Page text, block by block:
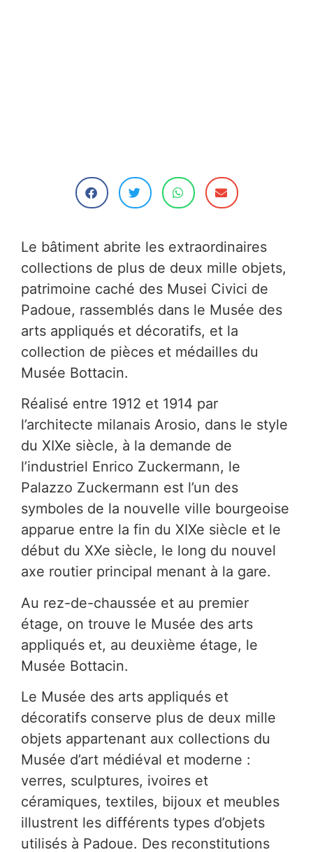
Le bâtiment abrite les extraordinaires
collections de plus de deux mille objets,
patrimoine caché des Musei Civici de
Padoue, rassemblés dans le Musée des
arts appliqués et décoratifs, et la
collection de pièces et médailles du
Musée Bottacin.
Réalisé entre 1912 et 1914 par
l’architecte milanais Arosio, dans le style
du XIXe siècle, à la demande de
l’industriel Enrico Zuckermann, le
Palazzo Zuckermann est l’un des
symboles de la nouvelle ville bourgeoise
apparue entre la fin du XIXe siècle et le
début du XXe siècle, le long du nouvel
axe routier principal menant à la gare.
Au rez-de-chaussée et au premier
étage, on trouve le Musée des arts
appliqués et, au deuxième étage, le
Musée Bottacin.
Le Musée des arts appliqués et
décoratifs conserve plus de deux mille
objets appartenant aux collections du
Musée d’art médiéval et moderne :
verres, sculptures, ivoires et
céramiques, textiles, bijoux et meubles
illustrent les différents types d’objets
utilisés à Padoue. Des reconstitutions